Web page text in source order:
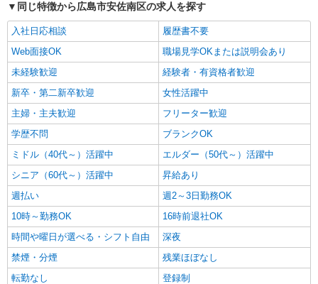
広島市安佐南区
キープ 詳細を見る
派遣社員
株式会社kotrio /●HR-H-2156285
上安駅⇒病院で看護師サポート #年齢不問#
経験不問#資格不問
時給1350円〜1937円 ＜日払い有/週払い有/交
通費全支給(ガソリン代含む)＞
広島市安佐南区
詳細を見る
派遣社員
株式会社kotrio /●HR-H-2157091
NEW
≪未経験OK≫きれいな病院で看護師補助★
患者さんケアなど
同じ特徴から広島市安佐南区の求人を探す
入社日応相談
履歴書不要
Web面接OK
職場見学OKまたは説明会あり
未経験歓迎
経験者・有資格者歓迎
新卒・第二新卒歓迎
女性活躍中
主婦・主夫歓迎
フリーター歓迎
学歴不問
ブランクOK
ミドル（40代～）活躍中
エルダー（50代～）活躍中
シニア（60代～）活躍中
昇給あり
週払い
週2～3日勤務OK
10時～勤務OK
16時前退社OK
時間や曜日が選べる・シフト自由
深夜
禁煙・分煙
残業ほぼなし
転勤なし
登録制